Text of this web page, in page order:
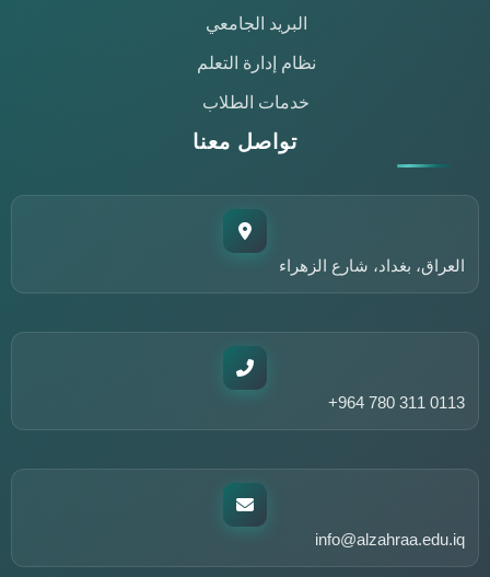
البريد الجامعي
نظام إدارة التعلم
خدمات الطلاب
تواصل معنا
العراق، بغداد، شارع الزهراء
+964 780 311 0113
info@alzahraa.edu.iq
مساعد مركز التعليم المستمر
متاح الآن للمساعدة
أهلاً وسهلاً!
مساعدتك؟
ورش العمل